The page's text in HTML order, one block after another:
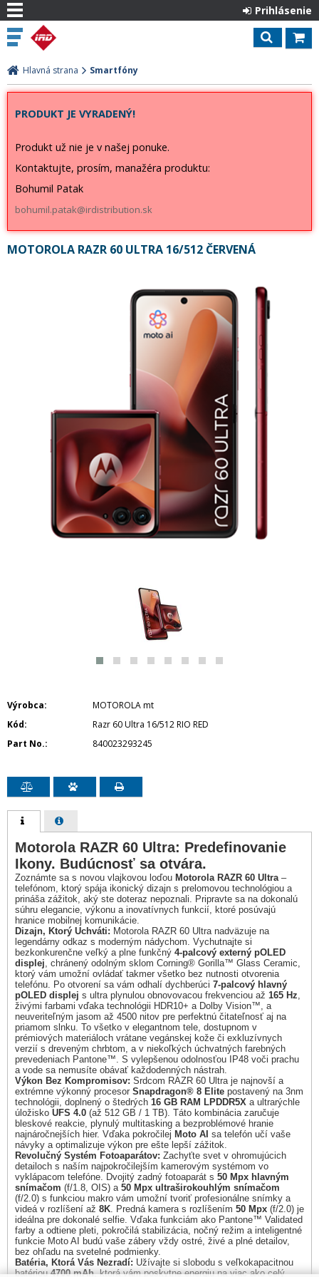
Prihlásenie
Hlavná strana Smartfóny
PRODUKT JE VYRADENÝ!
Produkt už nie je v našej ponuke.
Kontaktujte, prosím, manažéra produktu:
Bohumil Patak
bohumil.patak@irdistribution.sk
MOTOROLA RAZR 60 ULTRA 16/512 ČERVENÁ
Výrobca
MOTOROLA mt
Kód
Razr 60 Ultra 16/512 RIO RED
Part No.
840023293245
Motorola RAZR 60 Ultra: Predefinovanie
Ikony. Budúcnosť sa otvára.
Zoznámte sa s novou vlajkovou loďou Motorola RAZR 60 Ultra–
telefónom, ktorý spája ikonický dizajn s prelomovou technológiou a
prináša zážitok, aký ste doteraz nepoznali. Pripravte sa na dokonalú
súhru elegancie, výkonu a inovatívnych funkcií, ktoré posúvajú
hranice mobilnej komunikácie.
Dizajn, Ktorý Uchváti: Motorola RAZR 60 Ultra nadväzuje na
legendárny odkaz s moderným nádychom. Vychutnajte si
bezkonkurenčne veľký a plne funkčný 4-palcový externý pOLED
displej, chránený odolným sklom Corning® Gorilla™ Glass Ceramic,
ktorý vám umožní ovládať takmer všetko bez nutnosti otvorenia
telefónu. Po otvorení sa vám odhalí dychberúci 7-palcový hlavný
pOLED displej s ultra plynulou obnovovacou frekvenciou až 165 Hz,
živými farbami vďaka technológii HDR10+ a Dolby Vision™, a
neuveriteľným jasom až 4500 nitov pre perfektnú čitateľnosť aj na
priamom slnku. To všetko v elegantnom tele, dostupnom v
prémiových materiáloch vrátane vegánskej kože či exkluzívnych
verzií s dreveným chrbtom, a v niekoľkých úchvatných farebných
prevedeniach Pantone™. S vylepšenou odolnosťou IP48 voči prachu
a vode sa nemusíte obávať každodenných nástrah.
Výkon Bez Kompromisov: Srdcom RAZR 60 Ultra je najnovší a
extrémne výkonný procesor Snapdragon® 8 Elite postavený na 3nm
technológii, doplnený o štedrých 16 GB RAM LPDDR5X a ultrarýchle
úložisko UFS 4.0 (až 512 GB / 1 TB). Táto kombinácia zaručuje
bleskové reakcie, plynulý multitasking a bezproblémové hranie
najnáročnejších hier. Vďaka pokročilej Moto AI sa telefón učí vaše
návyky a optimalizuje výkon pre ešte lepší zážitok.
Revolučný Systém Fotoaparátov: Zachyťte svet v ohromujúcich
detailoch s naším najpokročilejším kamerovým systémom vo
vyklápacom telefóne. Dvojitý zadný fotoaparát s 50 Mpx hlavným
snímačom (f/1.8, OIS) a 50 Mpx ultraširokouhlým snímačom
(f/2.0) s funkciou makro vám umožní tvoriť profesionálne snímky a
videá v rozlíšení až 8K. Predná kamera s rozlíšením 50 Mpx (f/2.0) je
ideálna pre dokonalé selfie. Vďaka funkciám ako Pantone™ Validated
farby a odtiene pleti, pokročilá stabilizácia, nočný režim a inteligentné
funkcie Moto AI budú vaše zábery vždy ostré, živé a plné detailov,
bez ohľadu na svetelné podmienky.
Batéria, Ktorá Vás Nezradí: Užívajte si slobodu s veľkokapacitnou
batériou4700 mAh, ktorá vám poskytne energiu na viac ako celý